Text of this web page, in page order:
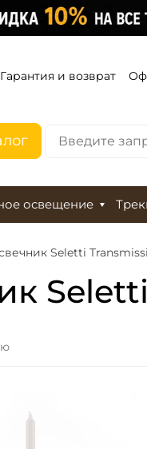
Гарантия и возврат
освещение
Seletti